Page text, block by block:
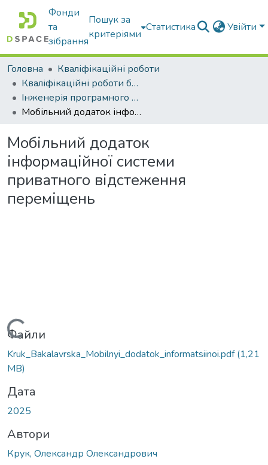
Фонди
та
зібрання
Пошук за
критеріями
Статистика Увійти
Головна
Кваліфікаційні роботи
Кваліфікаційні роботи бакалаврів
Інженерія програмного забезпечення
Мобільний додаток інформаційної системи приватного відстеження переміщень
Мобільний додаток
інформаційної системи
приватного відстеження
переміщень
Вантажиться...
Файли
Kruk_Bakalavrska_Mobilnyi_dodatok_informatsiinoi.pdf(1,21
MB)
Дата
2025
Автори
Крук, Олександр Олександрович